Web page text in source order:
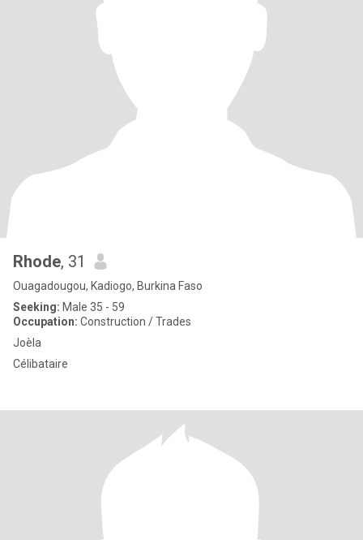
Rhode, 31
Ouagadougou, Kadiogo, Burkina Faso
Seeking: Male 35 - 59
Occupation: Construction / Trades
Joèla
Célibataire